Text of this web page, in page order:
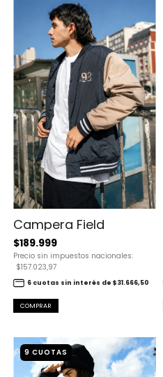
Campera Field
$189.999
Precio sin impuestos nacionales:
$157.023,97
6 cuotas sin interés de $31.666,50
COMPRAR
9 CUOTAS